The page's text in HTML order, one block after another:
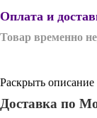
Оплата и
Товар временно
Раскрыть описание
Доставка по